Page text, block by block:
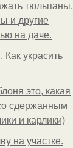
тюльпаны,
и другие
на даче.
Как украсить
это, какая
сдержанным
и карлики)
на участке.